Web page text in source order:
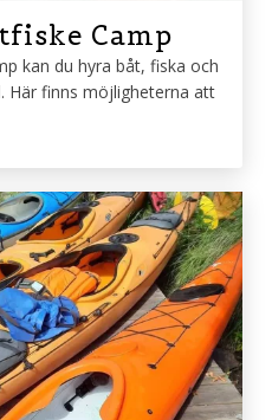
Camp
kan du hyra båt, fiska och
Här finns möjligheterna att